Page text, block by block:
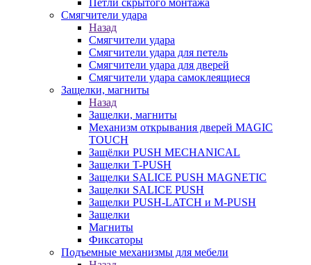
Петли скрытого монтажа
Смягчители удара
Назад
Смягчители удара
Смягчители удара для петель
Смягчители удара для дверей
Cмягчители удара самоклеящиеся
Защелки, магниты
Назад
Защелки, магниты
Механизм открывания дверей MAGIC
TOUCH
Защёлки PUSH MECHANICAL
Защелки T-PUSH
Защелки SALICE PUSH MAGNETIC
Защелки SALICE PUSH
Защелки PUSH-LATCH и M-PUSH
Защелки
Магниты
Фиксаторы
Подъемные механизмы для мебели